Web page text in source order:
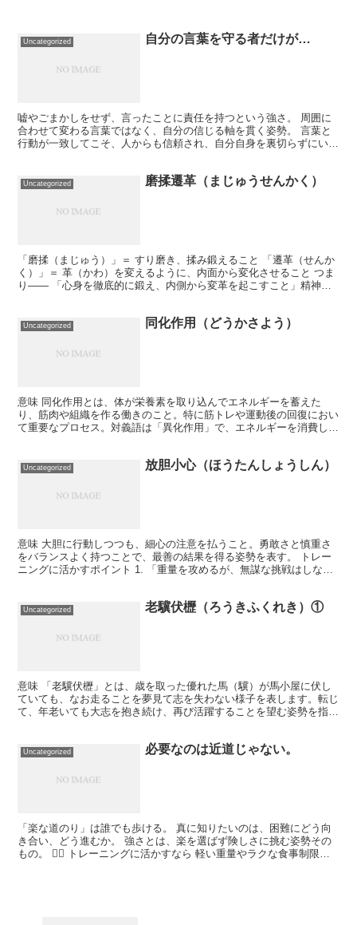
Uncategorized 自分の言葉を守る者だけが…
嘘やごまかしをせず、言ったことに責任を持つという強さ。 周囲に
合わせて変わる言葉ではなく、自分の信じる軸を貫く姿勢。 言葉と
行動が一致してこそ、人からも信頼され、自分自身を裏切らずにいら
Uncategorized 磨揉遷革（まじゅうせんかく）
「磨揉（まじゅう）」＝ すり磨き、揉み鍛えること 「遷革（せんか
く）」＝ 革（かわ）を変えるように、内面から変化させること つま
り―― 「心身を徹底的に鍛え、内側から変革を起こすこと」精神的
Uncategorized 同化作用（どうかさよう）
意味 同化作用とは、体が栄養素を取り込んでエネルギーを蓄えた
り、筋肉や組織を作る働きのこと。特に筋トレや運動後の回復におい
て重要なプロセス。対義語は「異化作用」で、エネルギーを消費し分
Uncategorized 放胆小心（ほうたんしょうしん）
意味 大胆に行動しつつも、細心の注意を払うこと。勇敢さと慎重さ
をバランスよく持つことで、最善の結果を得る姿勢を表す。 トレー
ニングに活かすポイント 1. 「重量を攻めるが、無謀な挑戦はしな
Uncategorized 老驥伏櫪（ろうきふくれき）①
意味 「老驥伏櫪」とは、歳を取った優れた馬（驥）が馬小屋に伏し
ていても、なお走ることを夢見て志を失わない様子を表します。転じ
て、年老いても大志を抱き続け、再び活躍することを望む姿勢を指し
Uncategorized 必要なのは近道じゃない。
「楽な道のり」は誰でも歩ける。 真に知りたいのは、困難にどう向
き合い、どう進むか。 強さとは、楽を選ばず険しさに挑む姿勢その
もの。 🏋️‍♂️ トレーニングに活かすなら 軽い重量やラクな食事制限で